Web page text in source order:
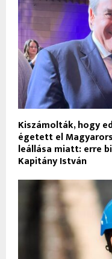
Kiszámolták, hogy
égetett el
leállása miatt: erre
Kapitány István